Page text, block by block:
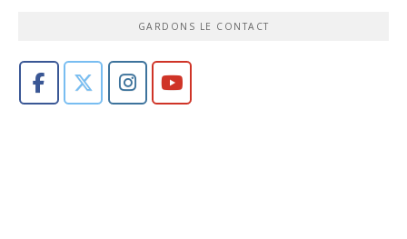
GARDONS LE CONTACT